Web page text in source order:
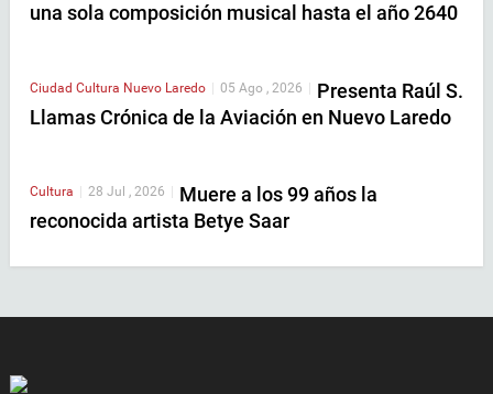
una sola composición musical hasta el año 2640
Ciudad Cultura Nuevo Laredo | 05 Ago , 2026 | Presenta Raúl S.
Llamas Crónica de la Aviación en Nuevo Laredo
Cultura 28 Jul , 2026
Muere a los 99 años la
reconocida artista Betye Saar